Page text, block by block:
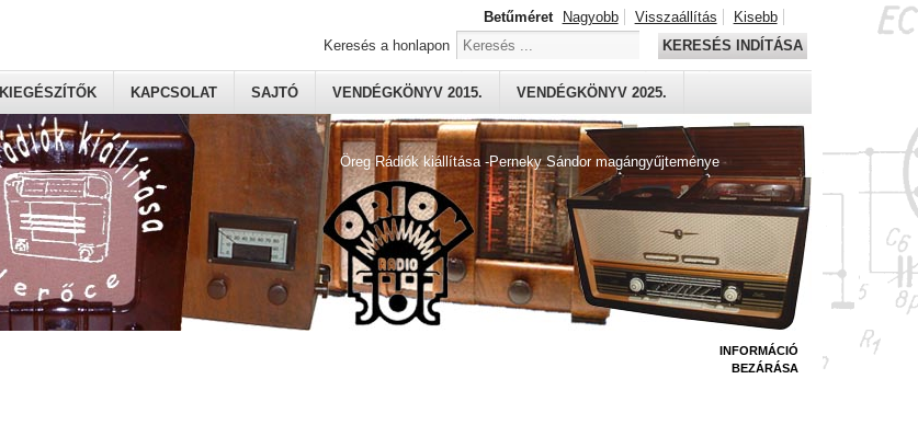
Öreg Rádiók kiállítása -Perneky Sándor magángyűjteménye
KIEGÉSZÍTŐK KAPCSOLAT SAJTÓ VENDÉGKÖNYV 2015. VENDÉGKÖNYV 2025.
Betűméret Nagyobb Visszaállítás
Kisebb
Keresés a honlapon
KERESÉS INDÍTÁSA
INFORMÁCIÓ
BEZÁRÁSA